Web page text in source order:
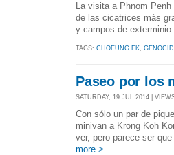
La visita a Phnom
de las cicatrices más
y campos de
TAGS: CHOEUNG EK,
Paseo por los
SATURDAY, 19 JUL 2014 |
Con sólo un par de
minivan a Krong Koh
ver, pero parece ser
more >